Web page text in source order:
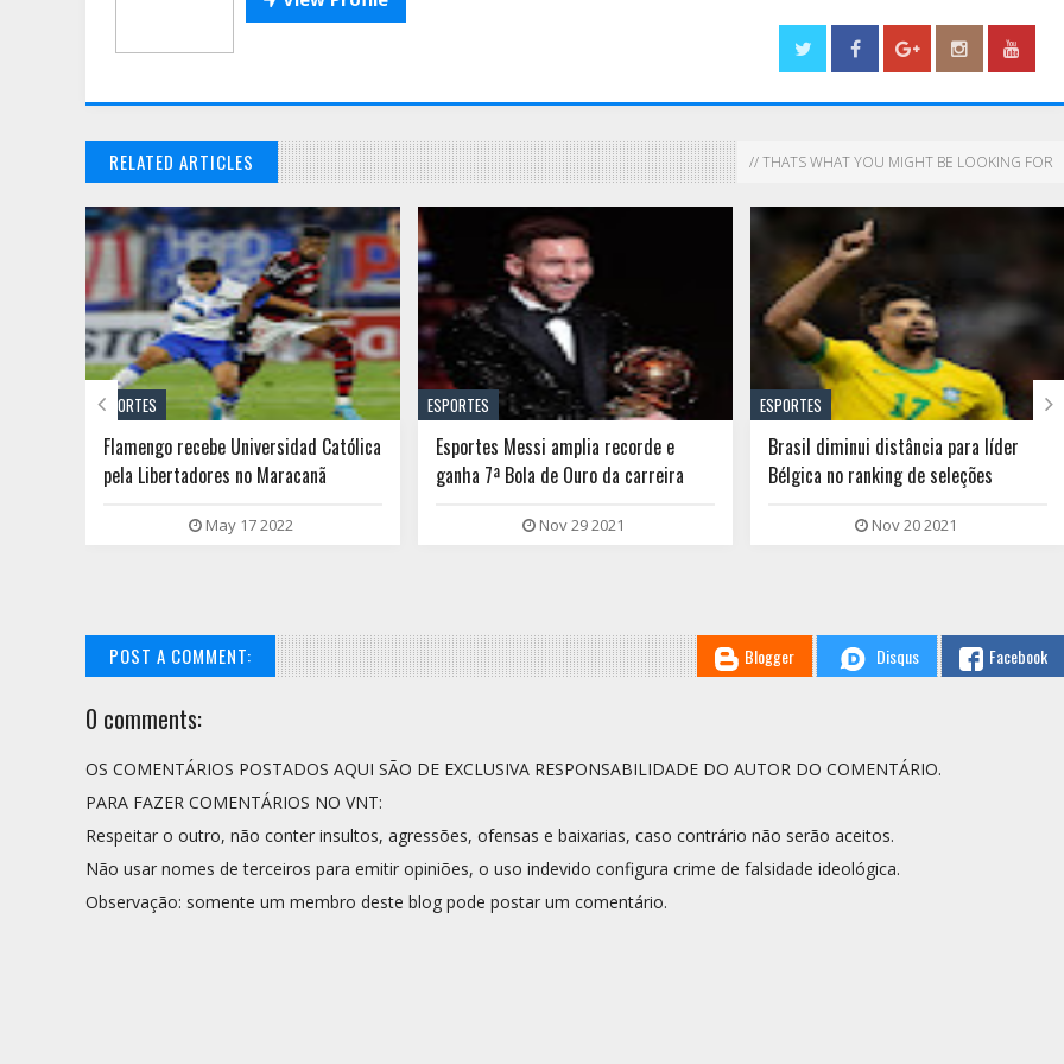
RELATED ARTICLES // THATS WHAT YOU MIGHT BE LOOKING FOR
ESPORTES
Flamengo recebe Universidad Católica
pela Libertadores no Maracanã
May 17 2022
ESPORTES
Esportes Messi amplia recorde e
ganha 7ª Bola de Ouro da carreira
Nov 29 2021
ESPORTES
Brasil diminui distância para líder
Bélgica no ranking de seleções
Nov 20 2021
 
POST A COMMENT: Blogger Disqus Facebook
0 comments:
OS COMENTÁRIOS POSTADOS AQUI SÃO DE EXCLUSIVA RESPONSABILIDADE DO AUTOR DO COMENTÁRIO.
PARA FAZER COMENTÁRIOS NO VNT:
Respeitar o outro, não conter insultos, agressões, ofensas e baixarias, caso contrário não serão aceitos.
Não usar nomes de terceiros para emitir opiniões, o uso indevido configura crime de falsidade ideológica.
Observação: somente um membro deste blog pode postar um comentário.